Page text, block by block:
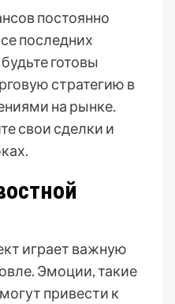
постоянно
последних
готовы
стратегию в
на рынке.
свои сделки и
играет важную
Эмоции, такие
привести к